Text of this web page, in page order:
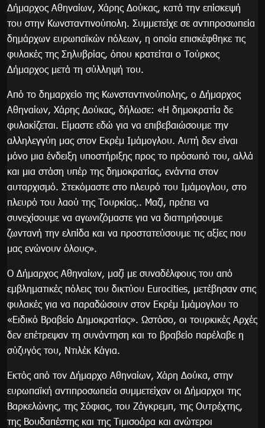
Δήμαρχος Αθηναίων, Χάρης Δούκας, κατά την επίσκεψή
του στην Κωνσταντινούπολη. Συμμετείχε σε αντιπροσωπεία
δημάρχων ευρωπαϊκών πόλεων, η οποία επισκέφθηκε τις
φυλακές της Σηλυβρίας, όπου κρατείται ο Τούρκος
Δήμαρχος μετά τη σύλληψή του.
Από το δημαρχείο της Κωνσταντινούπολης, ο Δήμαρχος
Αθηναίων, Χάρης Δούκας, δήλωσε: «Η δημοκρατία δε
φυλακίζεται. Είμαστε εδώ για να επιβεβαιώσουμε την
αλληλεγγύη μας στον Εκρέμ Ιμάμογλου. Αυτή δεν είναι
μόνο μια ένδειξη υποστήριξης προς το πρόσωπό του, αλλά
και μια στάση υπέρ της δημοκρατίας, ενάντια στον
αυταρχισμό. Στεκόμαστε στο πλευρό του Ιμάμογλου, στο
πλευρό του λαού της Τουρκίας.. Μαζί, πρέπει να
συνεχίσουμε να αγωνιζόμαστε για να διατηρήσουμε
ζωντανή την ελπίδα και να προστατεύσουμε τις αξίες που
μας ενώνουν όλους».
Ο Δήμαρχος Αθηναίων, μαζί με συναδέλφους του από
εμβληματικές πόλεις του δικτύου Eurocities, μετέβησαν στις
φυλακές για να παραδώσουν στον Εκρέμ Ιμάμογλου το
«Ειδικό Βραβείο Δημοκρατίας». Ωστόσο, οι τουρκικές Αρχές
δεν επέτρεψαν τη συνάντηση και το βραβείο παρέλαβε η
σύζυγός του, Ντιλέκ Κάγια.
Εκτός από τον Δήμαρχο Αθηναίων, Χάρη Δούκα, στην
ευρωπαϊκή αντιπροσωπεία συμμετείχαν οι Δήμαρχοι της
Βαρκελώνης, της Σόφιας, του Ζάγκρεμπ, της Ουτρέχτης,
της Βουδαπέστης και της Τιμισοάρα και ανώτεροι